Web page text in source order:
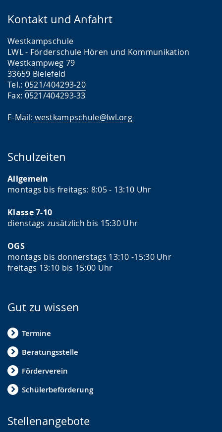
Kontakt und Anfahrt
Westkampschule
LWL - Förderschule Hören und Kommunikation
Westkampweg 79
33659 Bielefeld
Tel.: 0521/404293-20
Fax: 0521/404293-33
E-Mail: westkampschule@lwl.org
Schulzeiten
Allgemein
montags bis freitags: 8:05 - 13:10 Uhr
Klasse 7-10
dienstags zusätzlich bis 15:30 Uhr
OGS
montags bis donnerstags 13:10 -15:30 Uhr
freitags 13:10 bis 15:00 Uhr
Gut zu wissen
Termine
Beratungsstelle
Förderverein
Schülerbeförderung
Stellenangebote